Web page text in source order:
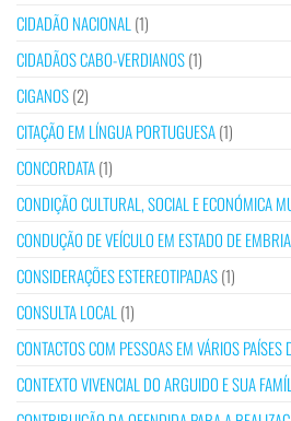
CIDADÃO NACIONAL (1)
CIDADÃOS CABO-VERDIANOS(1)
CIGANOS(2)
CITAÇÃO EM LÍNGUA PORTUGUESA(1)
CONCORDATA(1)
CONDIÇÃO CULTURAL, SOCIAL E ECONÓMICA
CONDUÇÃO DE VEÍCULO EM ESTADO DE
CONSIDERAÇÕES ESTEREOTIPADAS(1)
CONSULTA LOCAL (1)
CONTACTOS COM PESSOAS EM VÁRIOS PAÍSES
CONTEXTO VIVENCIAL DO ARGUIDO E SUA